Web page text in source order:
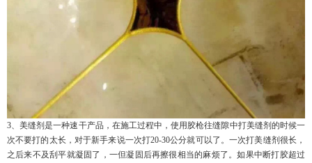
3、美缝剂是一种速干产品，在施工过程中，使用胶枪往缝隙中打美缝剂的时候一
次不要打的太长，对于新手来说一次打20-30公分就可以了。一次打美缝剂很长，
之后来不及刮平就凝固了，一但凝固后再擦很相当的麻烦了。如果中断打胶超过